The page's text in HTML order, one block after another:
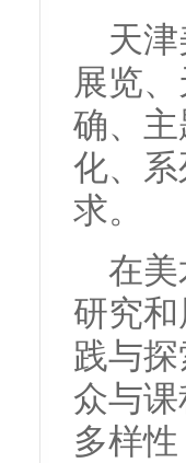
天
展览
确、
化、
求。
在
研究
践与
众与
多样